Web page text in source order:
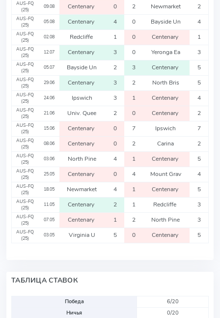
AUS-FQ
(25)
09.08 Centenary 0 2 Newmarket 2
AUS-FQ
(25)
05.08 Centenary 4 0 Bayside Un 4
AUS-FQ
(25)
02.08 Redcliffe 1 0 Centenary 1
AUS-FQ
(25)
12.07 Centenary 3 0 Yeronga Ea 3
AUS-FQ
(25)
05.07 Bayside Un 2 3 Centenary 5
AUS-FQ
(25)
29.06 Centenary 3 2 North Bris 5
AUS-FQ
(25)
24.06 Ipswich 3 1 Centenary 4
AUS-FQ
(25)
21.06 Univ. Quee 2 0 Centenary 2
AUS-FQ
(25)
15.06 Centenary 0 7 Ipswich 7
AUS-FQ
(25)
08.06 Centenary 0 2 Carina 2
AUS-FQ
(25)
03.06 North Pine 4 1 Centenary 5
AUS-FQ
(25)
25.05 Centenary 0 4 Mount Grav 4
AUS-FQ
(25)
18.05 Newmarket 4 1 Centenary 5
AUS-FQ
(25)
11.05 Centenary 2 1 Redcliffe 3
AUS-FQ
(25)
07.05 Centenary 1 2 North Pine 3
AUS-FQ
(25)
03.05 Virginia U 5 0 Centenary 5
ТАБЛИЦА СТАВОК
Победа
6/20
Ничья
0/20